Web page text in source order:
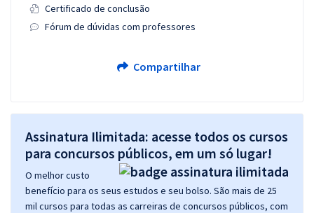
Certificado de conclusão
Fórum de dúvidas com professores
Compartilhar
Assinatura Ilimitada: acesse todos os cursos
para concursos públicos, em um só lugar!
O melhor custo
benefício para os seus estudos e seu bolso. São mais de 25
mil cursos para todas as carreiras de concursos públicos, com